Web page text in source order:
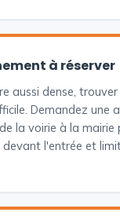
à réserver
aussi dense,
Demandez une
la voirie à la mairie
l'entrée et